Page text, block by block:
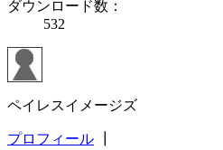
ダウンロード数：
532
ペイレスイメージズ
プロフィール